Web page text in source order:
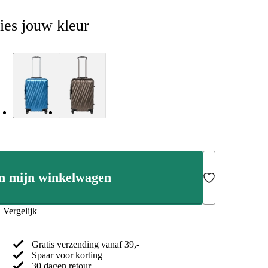
jouw kleur
mijn winkelwagen Add to Wishlist
Vergelijk
Gratis verzending vanaf 39,-
Spaar voor korting